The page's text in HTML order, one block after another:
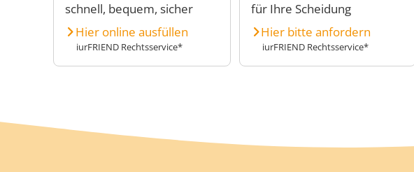
schnell, bequem, sicher
Hier online ausfüllen
iurFRIEND Rechtsservice*
für Ihre Scheidung
Hier bitte anfordern
iurFRIEND Rechtsservice*